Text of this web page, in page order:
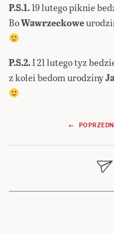
P.S.1.19 lutego piknie
BoWawrzeckowe
P.S.2.I 21 lutego tyz
z kolei bedom urodziny
Nawigacja
wpisu
← POPRZEDNI